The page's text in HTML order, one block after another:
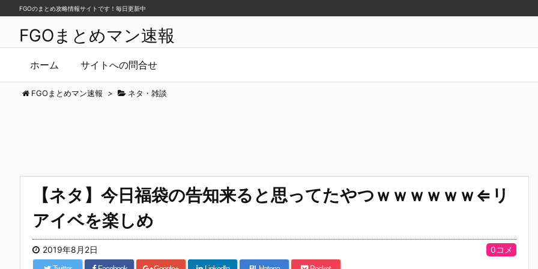
FGOまとめマン速報
ホーム サイトへの問合せ
FGOのまとめ攻略情報サイトです！毎日更新中
FGOまとめマン速報 > ネタ・雑談
【ネタ】今日福袋の告知来ると思ってたやつｗｗｗｗｗｗ⇐リ
アイベを楽しめ
2019年8月2日 0コメ